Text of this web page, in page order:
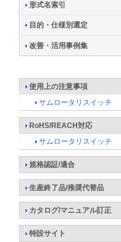
形式名索引
目的・仕様別選定
改善・活用事例集
使用上の注意事項
サムロータリスイッチ
RoHS/REACH対応
サムロータリスイッチ
規格認証/適合
生産終了品/推奨代替品
カタログ/マニュアル訂正
特設サイト